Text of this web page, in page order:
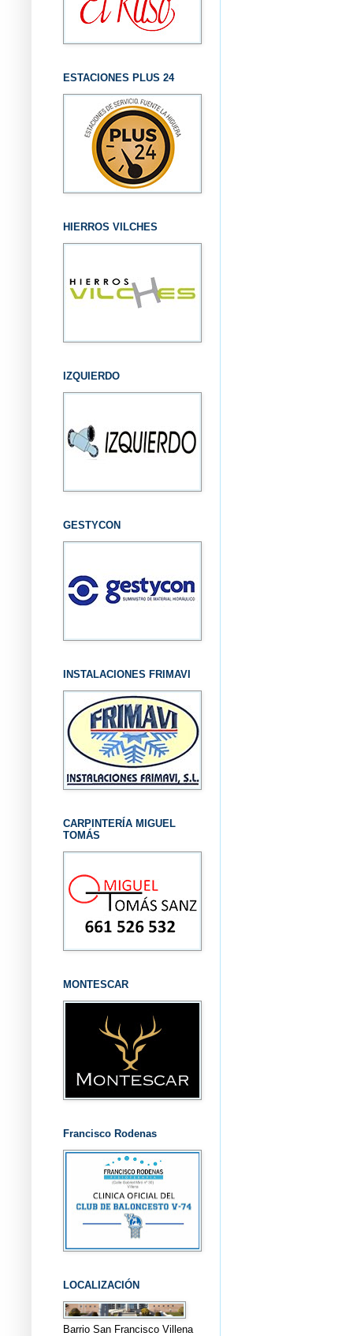
ESTACIONES PLUS 24
HIERROS VILCHES
IZQUIERDO
GESTYCON
INSTALACIONES FRIMAVI
CARPINTERÍA MIGUEL
TOMÁS
MONTESCAR
Francisco Rodenas
LOCALIZACIÓN
Barrio San Francisco Villena